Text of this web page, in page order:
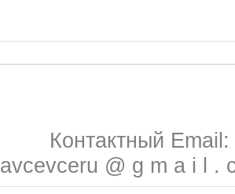
Контактный Email:
avcevceru @ g m a i l .